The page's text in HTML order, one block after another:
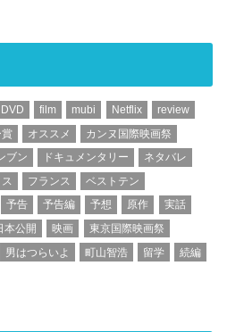
DVD film mubi Netflix
review
オススメ
カンヌ国際映画祭
ブン ドキュメンタリー
ネタバレ
フランス
ベストテン
予告 予告編 予想 原作
実話
本公開 映画
東京国際映画祭
男はつらいよ 町山智浩 留学
続編